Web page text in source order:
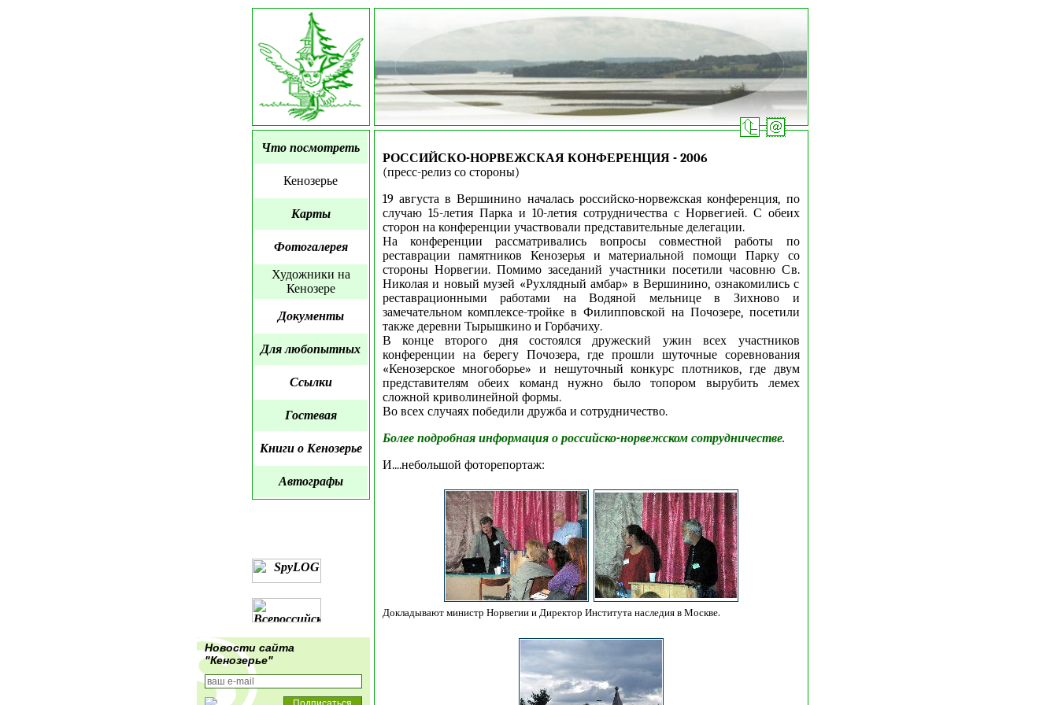
Что посмотреть
Кенозерье
Карты
Фотогалерея
Художники на
Кенозере
Документы
Для любопытных
Ссылки
Гостевая
Книги о Кенозерье
Автографы
Новости сайта
"Кенозерье"
РОССИЙСКО-НОРВЕЖСКАЯ КОНФЕРЕНЦИЯ - 2006
(пресс-релиз со стороны)
19 августа в Вершинино началась российско-норвежская конференция, по
случаю 15-летия Парка и 10-летия сотрудничества с Норвегией. С обеих
сторон на конференции участвовали представительные делегации.
На конференции рассматривались вопросы совместной работы по
реставрации памятников Кенозерья и материальной помощи Парку со
стороны Норвегии. Помимо заседаний участники посетили часовню Св.
Николая и новый музей «Рухлядный амбар» в Вершинино, ознакомились с
реставрационными работами на Водяной мельнице в Зихново и
замечательном комплексе-тройке в Филипповской на Почозере, посетили
также деревни Тырышкино и Горбачиху.
В конце второго дня состоялся дружеский ужин всех участников
конференции на берегу Почозера, где прошли шуточные соревнования
«Кенозерское многоборье» и нешуточный конкурс плотников, где двум
представителям обеих команд нужно было топором вырубить лемех
сложной криволинейной формы.
Во всех случаях победили дружба и сотрудничество.
Более подробная информация о российско-норвежском сотрудничестве.
И....небольшой фоторепортаж:
Докладывают министр Норвегии и Директор Института наследия в Москве.